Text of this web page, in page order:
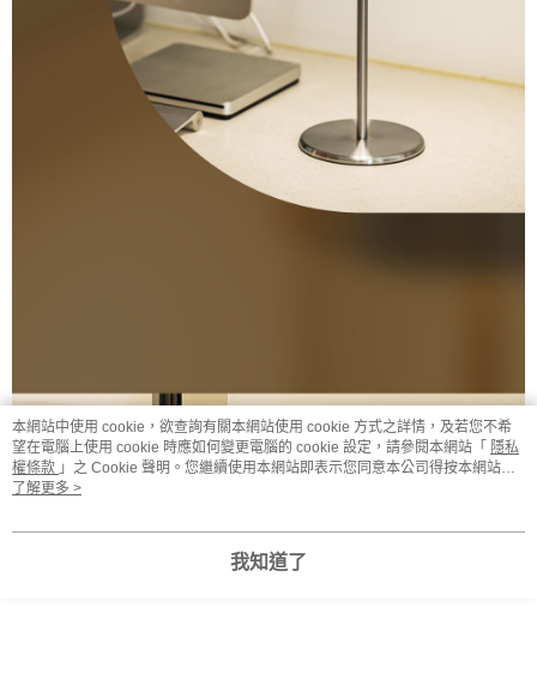
本網站中使用 cookie，欲查詢有關本網站使用 cookie 方式之詳情，及若您不希
望在電腦上使用 cookie 時應如何變更電腦的 cookie 設定，請參閱本網站「 隱私
權條款 」之 Cookie 聲明。您繼續使用本網站即表示您同意本公司得按本網站使
用條款之 Cookie 聲明使用 cookie。
了解更多 >
我知道了